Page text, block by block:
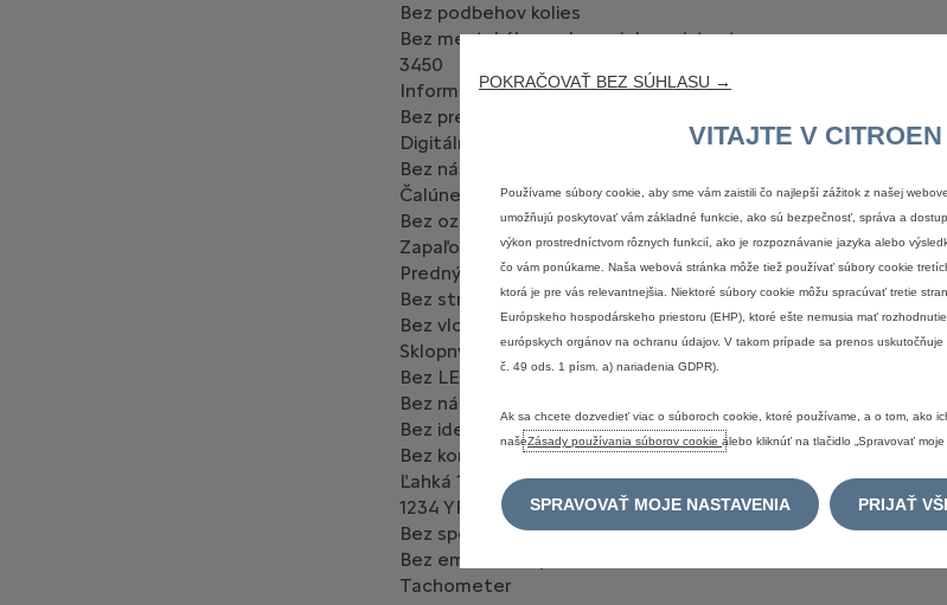
Bez podbehov kolies
Bez mestského parkovacieho asistenta
3450
Informačný displej vodiča
Bez predných hmlových svetlometov
Digitálny dysplej TFT
Bez nástennej zásuvky
Čalúnenie úroveň 1
Bez označenia
Zapaľovanie
Predný pohon
Bez strešných ližín
Bez vložiek do nárazníka
Sklopný kľúč
Bez LED osvetlenia
Bez nákladného výťahu
Bez identifikácie frekvencie
Bez kompletného vykurovania
Ľahká 16 Q
1234 YF
Bez spomalenia a zrýchlenia
Bez emisného systému
Tachometer
POKRAČOVAŤ BEZ SÚHLASU →
VITAJTE V CITROEN
Používame súbory cookie, aby sme vám zaistili čo najlepší zážitok z našej
umožňujú poskytovať vám základné funkcie, ako sú bezpečnosť, správa a
výkon prostredníctvom rôznych funkcií, ako je rozpoznávanie jazyka alebo
čo vám ponúkame. Naša webová stránka môže tiež používať súbory cookie
ktorá je pre vás relevantnejšia. Niektoré súbory cookie môžu spracúvať tretie
Európskeho hospodárskeho priestoru (EHP), ktoré ešte nemusia mať
európskych orgánov na ochranu údajov. V takom prípade sa prenos
č. 49 ods. 1 písm. a) nariadenia GDPR).
Ak sa chcete dozvedieť viac o súboroch cookie, ktoré používame, a o tom, ako
našeZásady používania súborov cookie alebo kliknúť na tlačidlo „Spravovať moje
SPRAVOVAŤ MOJE NASTAVENIA PRIJAŤ